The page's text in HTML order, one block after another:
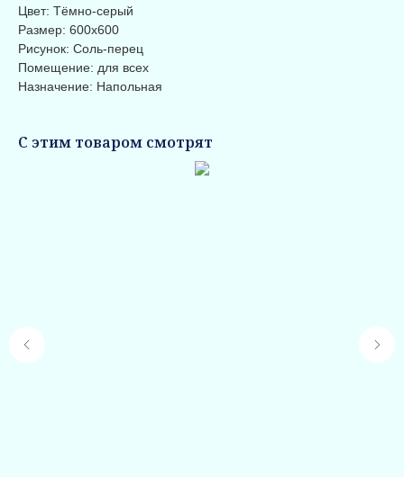
Цвет: Тёмно-серый
Размер: 600x600
Рисунок: Соль-перец
Помещение: для всех
Назначение: Напольная
С этим товаром смотрят